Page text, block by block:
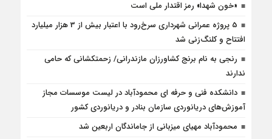
«خون شهدا» رمز اقتدار ملی است
5 پروژه‌ عمرانی شهرداری سرخ‌رود با اعتبار بیش از 3 هزار میلیارد
افتتاح و کلنگ‌زنی شد
رنجی به نام برنج کشاورزان مازندرانی/ زحمتکشانی که حامی
ندارند
دانشکده فنی و حرفه ای محمودآباد در لیست موسسات مجاز
آموزش‌های دریانوردی سازمان بنادر و دریانوردی کشور
محمودآباد مهیای میزبانی از جاماندگان اربعین شد